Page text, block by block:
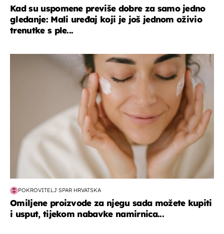
Kad su uspomene previše dobre za samo jedno
gledanje: Mali uređaj koji je još jednom oživio
trenutke s ple...
moda & ljepota
POKROVITELJ SPAR HRVATSKA
Omiljene proizvode za njegu sada možete kupiti
i usput, tijekom nabavke namirnica...